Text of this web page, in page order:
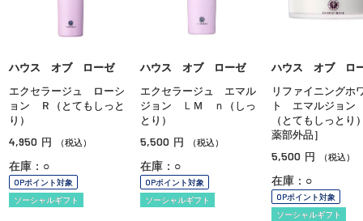
ハウス オブ ローゼ
エクセラージュ ローシ
ョン Ｒ（とてもしっと
り）
4,950 円 （税込）
在庫：○
OPポイント対象
ソーシャルギフト
ハウス オブ ローゼ
エクセラージュ エマル
ジョン ＬＭ ｎ（しっ
とり）
5,500 円 （税込）
在庫：○
OPポイント対象
ソーシャルギフト
ハウス オブ ロ
リファイニングホ
ト エマルジョ
（とてもしっとり
薬部外品］
5,500 円 （税込）
在庫：○
OPポイント対象
ソーシャルギフト